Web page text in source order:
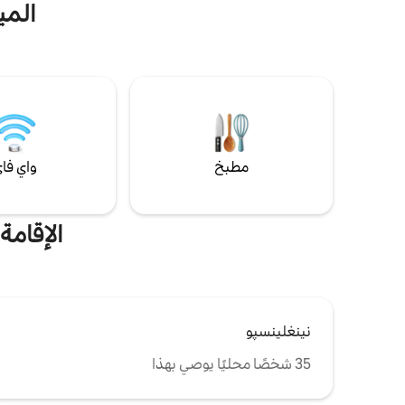
مطبخ واي
نينغلينسپو
35 شخصًا محليًا يوصي بهذا